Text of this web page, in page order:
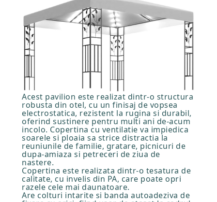
Acest pavilion este realizat dintr-o structura
robusta din otel, cu un finisaj de vopsea
electrostatica, rezistent la rugina si durabil,
oferind sustinere pentru multi ani de-acum
incolo. Copertina cu ventilatie va impiedica
soarele si ploaia sa strice distractia la
reuniunile de familie, gratare, picnicuri de
dupa-amiaza si petreceri de ziua de
nastere.
Copertina este realizata dintr-o tesatura de
calitate, cu invelis din PA, care poate opri
razele cele mai daunatoare.
Are colturi intarite si banda autoadeziva de